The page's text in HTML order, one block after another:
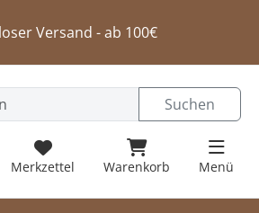
Versand - ab 100€
Suchen
Merkzettel Warenkorb Menü